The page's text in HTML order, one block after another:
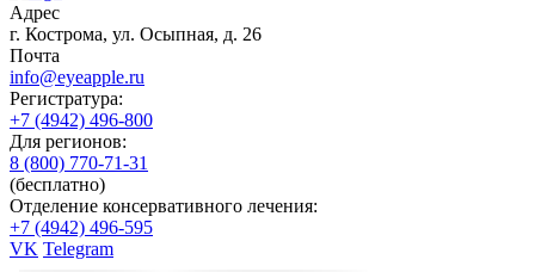
Адрес
г. Кострома, ул. Осыпная, д. 26
Почта
info@eyeapple.ru
Регистратура:
+7 (4942) 496-800
Для регионов:
8 (800) 770-71-31
(бесплатно)
Отделение консервативного лечения:
+7 (4942) 496-595
VK Telegram